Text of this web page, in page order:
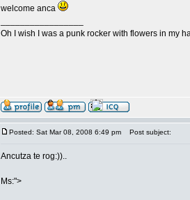
welcome anca
Oh I wish I was a punk rocker with flowers in my
Posted: Sat Mar 08, 2008 6:49 pm Post subject:
Ancutza te rog:))..
Ms:">